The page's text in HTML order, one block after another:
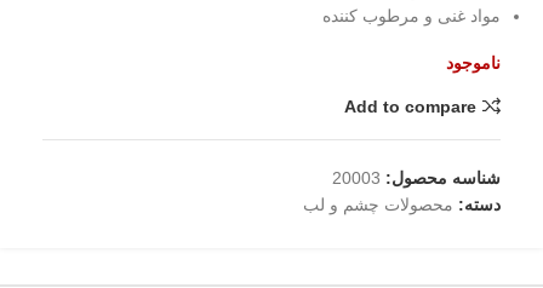
مواد غنی و مرطوب کننده
ناموجود
Add to compare
شناسه محصول: 20003
دسته: محصولات چشم و لب